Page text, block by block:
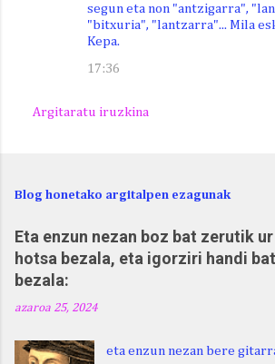
segun eta non "antzigarra",
"bitxuria", "lantzarra"... Mila
Kepa.
17:36
Argitaratu iruzkina
Blog honetako argitalpen ezagunak
Eta enzun nezan boz bat zerutik
hotsa bezala, eta igorziri handi
bezala:
azaroa 25, 2024
eta enzun nezan bere